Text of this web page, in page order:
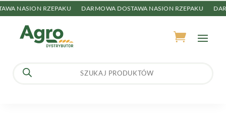
NASION RZEPAKU DARMOWA DOSTAWA NASION RZEPAKU
Wyszukiwarka
produktów